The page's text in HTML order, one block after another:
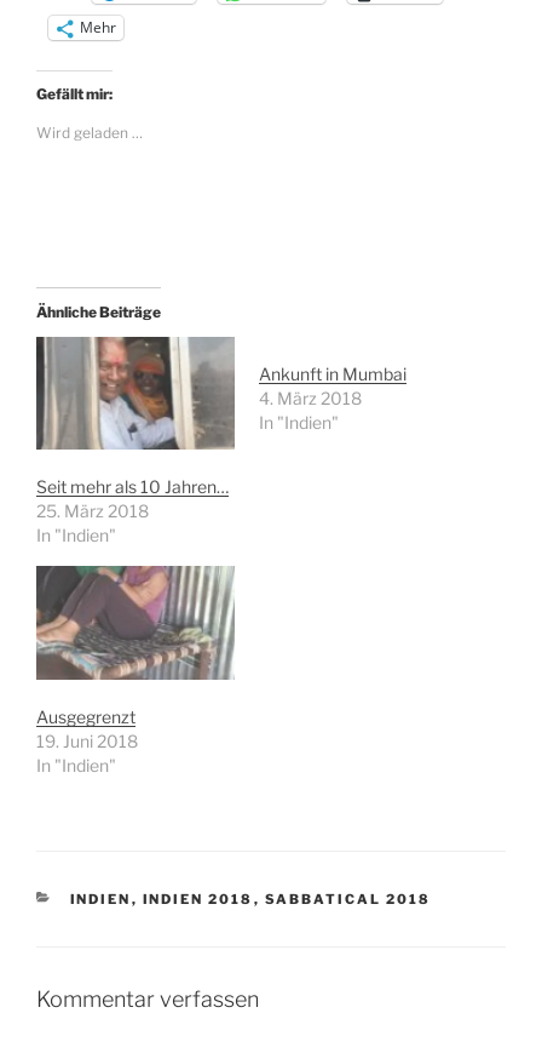
Mehr
Gefällt mir:
Wird geladen …
Ähnliche Beiträge
Seit mehr als 10 Jahren…
25. März 2018
In "Indien"
Ankunft in Mumbai
4. März 2018
In "Indien"
Ausgegrenzt
19. Juni 2018
In "Indien"
KATEGORIEN
INDIEN , INDIEN 2018 , SABBATICAL 2018
Kommentar verfassen